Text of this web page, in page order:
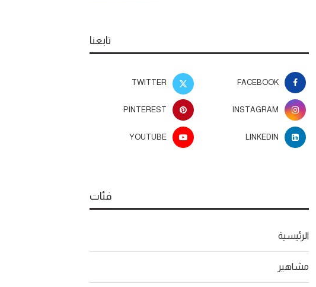
تابعنا
FACEBOOK
TWITTER
INSTAGRAM
PINTEREST
LINKEDIN
YOUTUBE
فئات
الرئيسية
مشاهير